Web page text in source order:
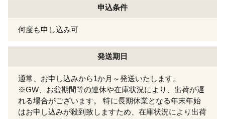
申込条件
何度も申し込み可
発送期日
通常、お申し込みから1か月～発送いたします。
※GW、お盆期間等の連休や在庫状況により、出荷が遅
れる場合がございます。 特に長期休業となる年末年始
はお申し込みが殺到致しますため、在庫状況により出荷